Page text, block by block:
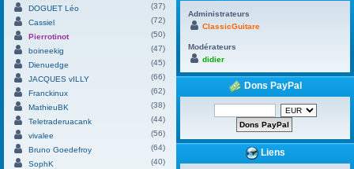
DOGUET Léo
(37)
Cassiel
(72)
Pierrotinot
(50)
boineekig
(47)
Dienuedge
(45)
JACQUES vILLY
(66)
Franckinux
(62)
MathieuBK
(38)
Teletraderuacank
(44)
vivalee
(56)
Bruno Goedefroy
(64)
SophK
(40)
Administrateurs
ClassicGuitare
Modérateurs
didier
Dons PayPal
Liens